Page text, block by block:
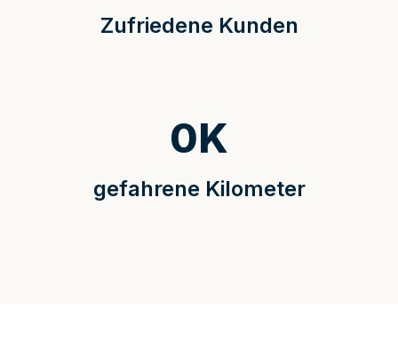
Zufriedene Kunden
gefahrene Kilometer
0K